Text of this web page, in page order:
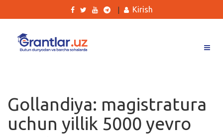
Ishlar
Kurslar
Kirish
Gollandiya: magistratura
uchun yillik 5000 yevro